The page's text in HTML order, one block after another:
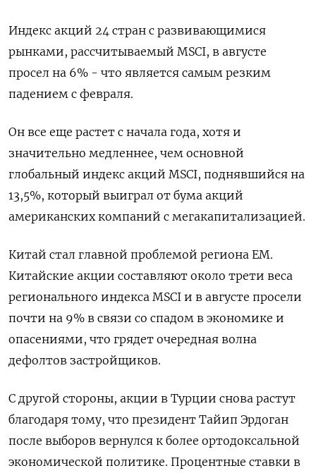
Индекс акций 24 стран с развивающимися
рынками, рассчитываемый MSCI, в августе
просел на 6% - что является самым резким
падением с февраля.
Он все еще растет с начала года, хотя и
значительно медленнее, чем основной
глобальный индекс акций MSCI, поднявшийся на
13,5%, который выиграл от бума акций
американских компаний с мегакапитализацией.
Китай стал главной проблемой региона EM.
Китайские акции составляют около трети веса
регионального индекса MSCI и в августе просели
почти на 9% в связи со спадом в экономике и
опасениями, что грядет очередная волна
дефолтов застройщиков.
С другой стороны, акции в Турции снова растут
благодаря тому, что президент Тайип Эрдоган
после выборов вернулся к более ортодоксальной
экономической политике. Процентные ставки в